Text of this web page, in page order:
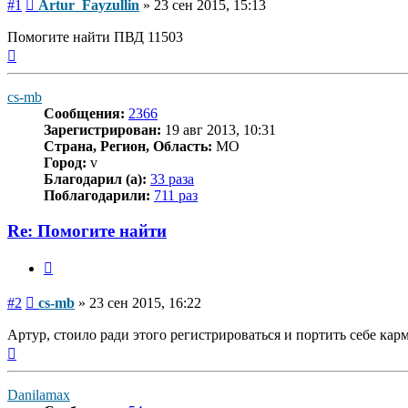
#1 Artur_Fayzullin » 23 сен 2015, 15:13
Помогите найти ПВД 11503
cs-mb
Сообщения: 2366
Зарегистрирован: 19 авг 2013, 10:31
Страна, Регион, Область: MO
Город: v
Благодарил (а): 33 раза
Поблагодарили: 711 раз
Re: Помогите найти
#2 Сообщение
cs-mb » 23 сен 2015, 16:22
Артур, стоило ради этого регистрироваться и портить себе
Danilamax